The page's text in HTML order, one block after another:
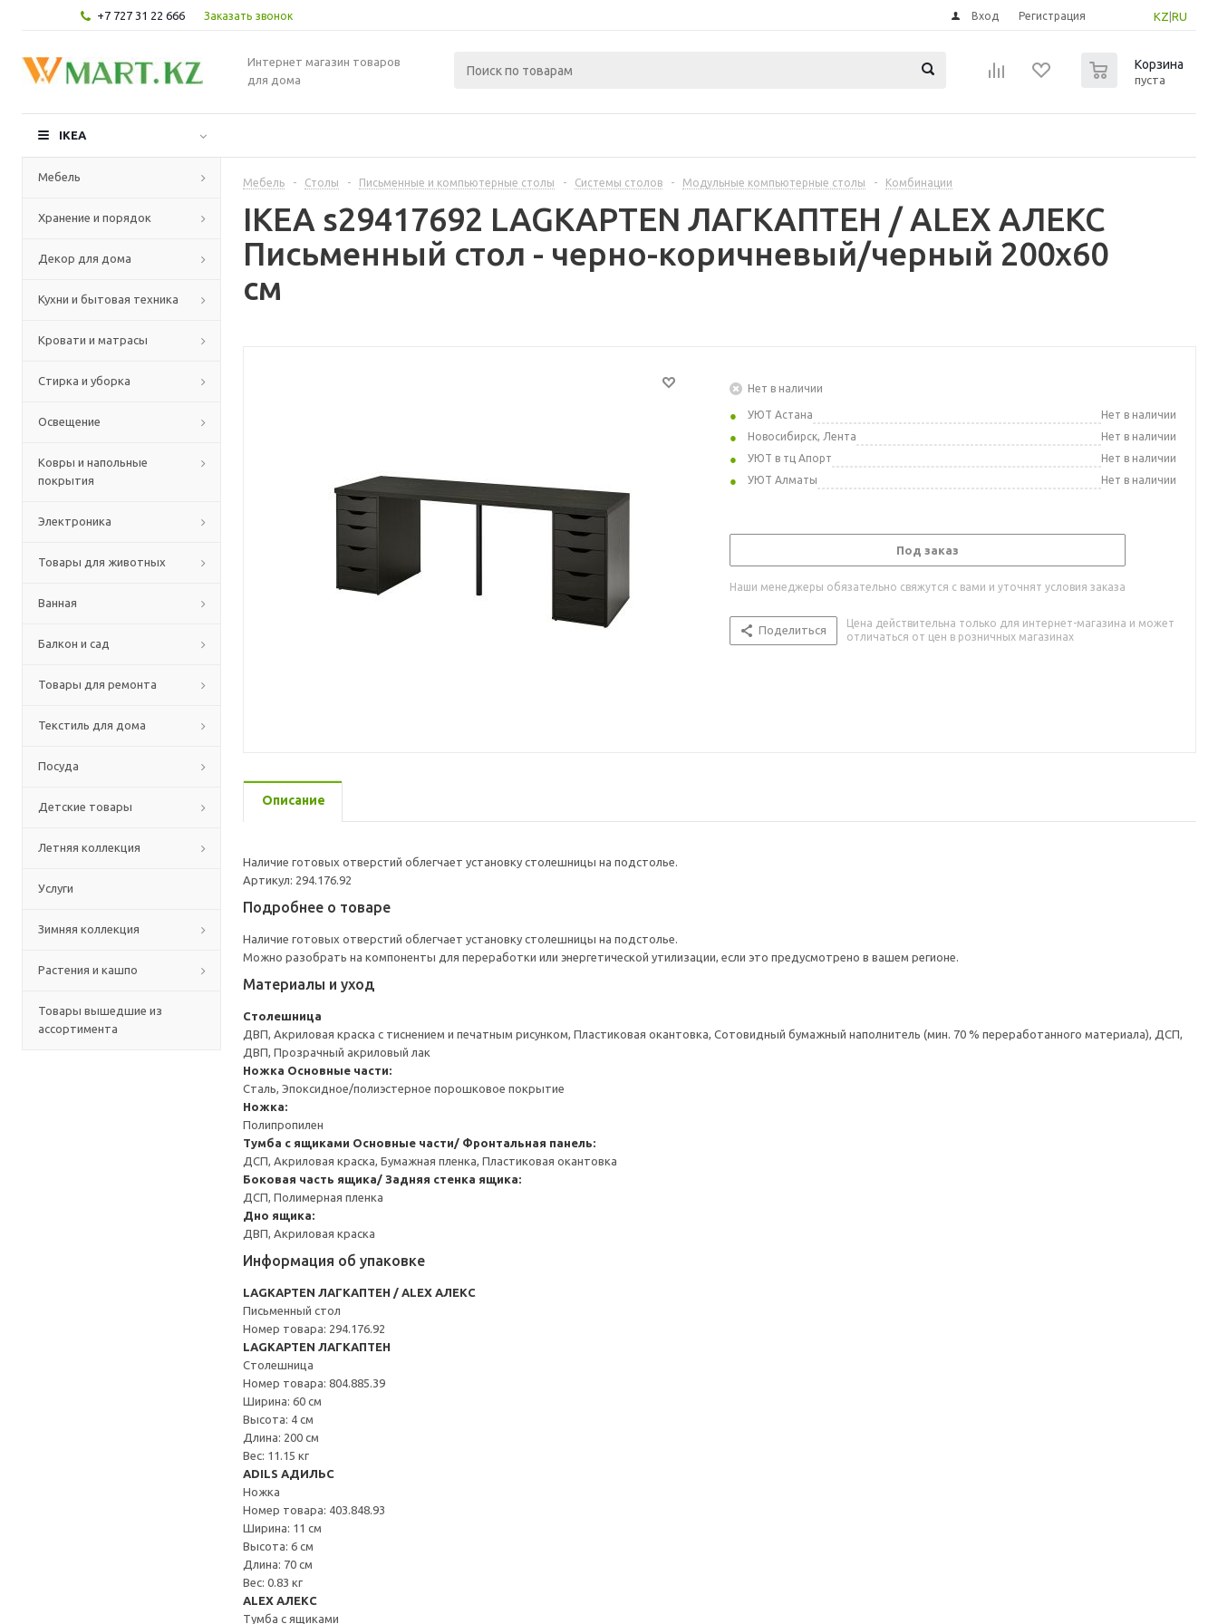
+7 727 31 22 666 Заказать звонок KZ RU
Вход Регистрация
Интернет магазин товаров
для дома
Корзина
пуста
IKEA
Мебель
Хранение и порядок
Декор для дома
Кухни и бытовая техника
Кровати и матрасы
Стирка и уборка
Освещение
Ковры и напольные
покрытия
Электроника
Товары для животных
Ванная
Балкон и сад
Товары для ремонта
Текстиль для дома
Посуда
Детские товары
Летняя коллекция
Услуги
Зимняя коллекция
Растения и кашпо
Товары вышедшие из
ассортимента
Мебель - Столы - Письменные и компьютерные столы - Системы столов - Модульные компьютерные столы - Комбинации
IKEA s29417692 LAGKAPTEN ЛАГКАПТЕН / ALEX АЛЕКС
Письменный стол - черно-коричневый/черный 200x60
см
Нет в наличии
УЮТ Астана
Нет в наличии
Новосибирск, Лента
Нет в наличии
УЮТ в тц Апорт
Нет в наличии
УЮТ Алматы
Нет в наличии
Под заказ
Наши менеджеры обязательно свяжутся с вами и уточнят условия заказа
Поделиться
Цена действительна только для интернет-магазина и может
отличаться от цен в розничных магазинах
Описание
Наличие готовых отверстий облегчает установку столешницы на подстолье.
Артикул: 294.176.92
Подробнее о товаре
Наличие готовых отверстий облегчает установку столешницы на подстолье.
Можно разобрать на компоненты для переработки или энергетической утилизации, если это предусмотрено в вашем регионе.
Материалы и уход
Столешница
ДВП, Акриловая краска с тиснением и печатным рисунком, Пластиковая окантовка, Сотовидный бумажный наполнитель (мин. 70 % переработанного материала), ДСП,
ДВП, Прозрачный акриловый лак
Ножка Основные части:
Сталь, Эпоксидное/полиэстерное порошковое покрытие
Ножка:
Полипропилен
Тумба с ящиками Основные части/ Фронтальная панель:
ДСП, Акриловая краска, Бумажная пленка, Пластиковая окантовка
Боковая часть ящика/ Задняя стенка ящика:
ДСП, Полимерная пленка
Дно ящика:
ДВП, Акриловая краска
Информация об упаковке
LAGKAPTEN ЛАГКАПТЕН / ALEX АЛЕКС
Письменный стол
Номер товара: 294.176.92
LAGKAPTEN ЛАГКАПТЕН
Столешница
Номер товара: 804.885.39
Ширина: 60 см
Высота: 4 см
Длина: 200 см
Вес: 11.15 кг
ADILS АДИЛЬС
Ножка
Номер товара: 403.848.93
Ширина: 11 см
Высота: 6 см
Длина: 70 см
Вес: 0.83 кг
ALEX АЛЕКС
Тумба с ящиками